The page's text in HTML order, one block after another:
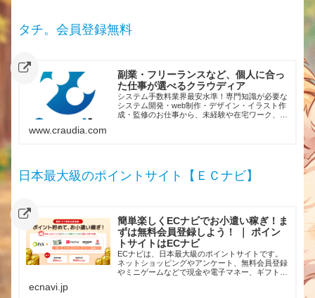
タチ。会員登録無料
副業・フリーランスなど、個人に合っ
た仕事が選べるクラウディア
システム手数料業界最安水準！専門知識が必要な
システム開発・web制作・デザイン・イラスト作
成・監修のお仕事から、未経験や在宅ワーク、副
www.craudia.com
日本最大級のポイントサイト【ＥＣナビ】
簡単楽しくECナビでお小遣い稼ぎ！ま
ずは無料会員登録しよう！ ｜ ポイン
トサイトはECナビ
ECナビは、日本最大級のポイントサイトです。
ネットショッピングやアンケート、無料会員登録
やミニゲームなどで現金や電子マネー、ギフト券
ecnavi.jp